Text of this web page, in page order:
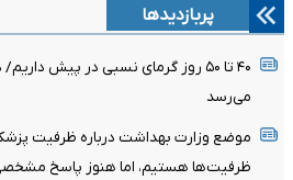
پربازدیدها
می‌رسد
ظرفیت‌ها هستیم، اما هنوز پاسخ